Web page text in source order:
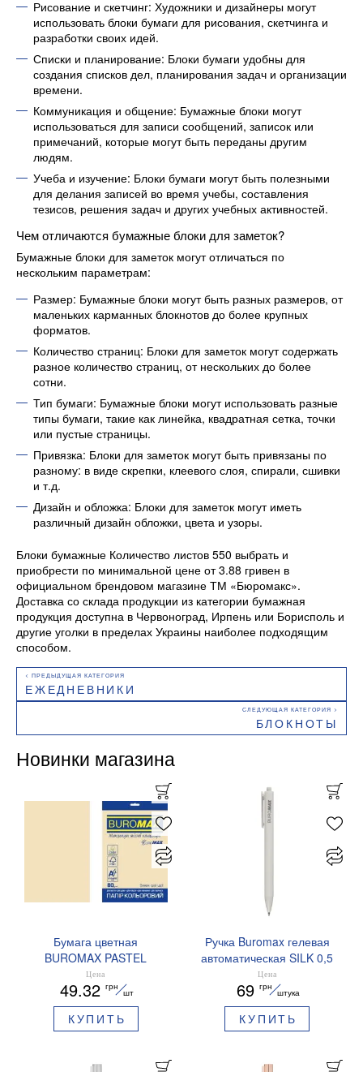
Рисование и скетчинг: Художники и дизайнеры могут
использовать блоки бумаги для рисования, скетчинга и
разработки своих идей.
Списки и планирование: Блоки бумаги удобны для
создания списков дел, планирования задач и организации
времени.
Коммуникация и общение: Бумажные блоки могут
использоваться для записи сообщений, записок или
примечаний, которые могут быть переданы другим
людям.
Учеба и изучение: Блоки бумаги могут быть полезными
для делания записей во время учебы, составления
тезисов, решения задач и других учебных активностей.
Чем отличаются бумажные блоки для заметок?
Бумажные блоки для заметок могут отличаться по
нескольким параметрам:
Размер: Бумажные блоки могут быть разных размеров, от
маленьких карманных блокнотов до более крупных
форматов.
Количество страниц: Блоки для заметок могут содержать
разное количество страниц, от нескольких до более
сотни.
Тип бумаги: Бумажные блоки могут использовать разные
типы бумаги, такие как линейка, квадратная сетка, точки
или пустые страницы.
Привязка: Блоки для заметок могут быть привязаны по
разному: в виде скрепки, клеевого слоя, спирали, сшивки
и т.д.
Дизайн и обложка: Блоки для заметок могут иметь
различный дизайн обложки, цвета и узоры.
Блоки бумажные Количество листов 550 выбрать и
приобрести по минимальной цене от 3.88 гривен в
официальном брендовом магазине ТМ «Бюромакс».
Доставка со склада продукции из категории бумажная
продукция доступна в Червоноград, Ирпень или Борисполь и
другие уголки в пределах Украины наиболее подходящим
способом.
ЕЖЕДНЕВНИКИ
БЛОКНОТЫ
Новинки магазина
Бумага цветная
BUROMAX PASTEL
EUROMAX 20 арк А4 80 г/
мс BM.2721220E-08
Цена
49.32 грн
шт
КУПИТЬ
Ручка Buromax гелевая
автоматическая SILK 0,5
мм синие чернила
BM.83100
Цена
69 грн
штука
КУПИТЬ